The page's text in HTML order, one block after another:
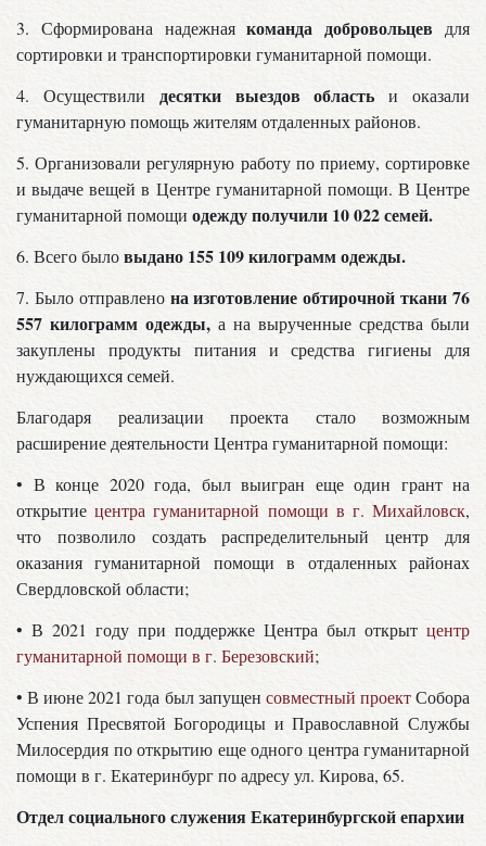
3. Сформирована надежнаякоманда добровольцев для
сортировки и транспортировки гуманитарной помощи.
4. Осуществили десятки выездов область и оказали
гуманитарную помощь жителям отдаленных районов.
5. Организовали регулярную работу по приему, сортировке
и выдаче вещей в Центре гуманитарной помощи. В Центре
гуманитарной помощи одежду получили 10 022 семей.
6. Всего быловыдано 155 109 килограмм одежды.
7. Было отправлено на изготовление обтирочной ткани 76
557 килограмм одежды, а на вырученные средства были
закуплены продукты питания и средства гигиены для
нуждающихся семей.
Благодаря реализации проекта стало возможным
расширение деятельности Центра гуманитарной помощи:
• В конце 2020 года, был выигран еще один грант на
открытиецентра гуманитарной помощи в г. Михайловск,
что позволило создать распределительный центр для
оказания гуманитарной помощи в отдаленных районах
Свердловской области;
• В 2021 году при поддержке Центра был открыт центр
гуманитарной помощи в г. Березовский;
• В июне 2021 года был запущен совместный проектСобора
Успения Пресвятой Богородицы и Православной Службы
Милосердия по открытию еще одного центра гуманитарной
помощи в г. Екатеринбург по адресу ул. Кирова, 65.
Отдел социального служения Екатеринбургской епархии